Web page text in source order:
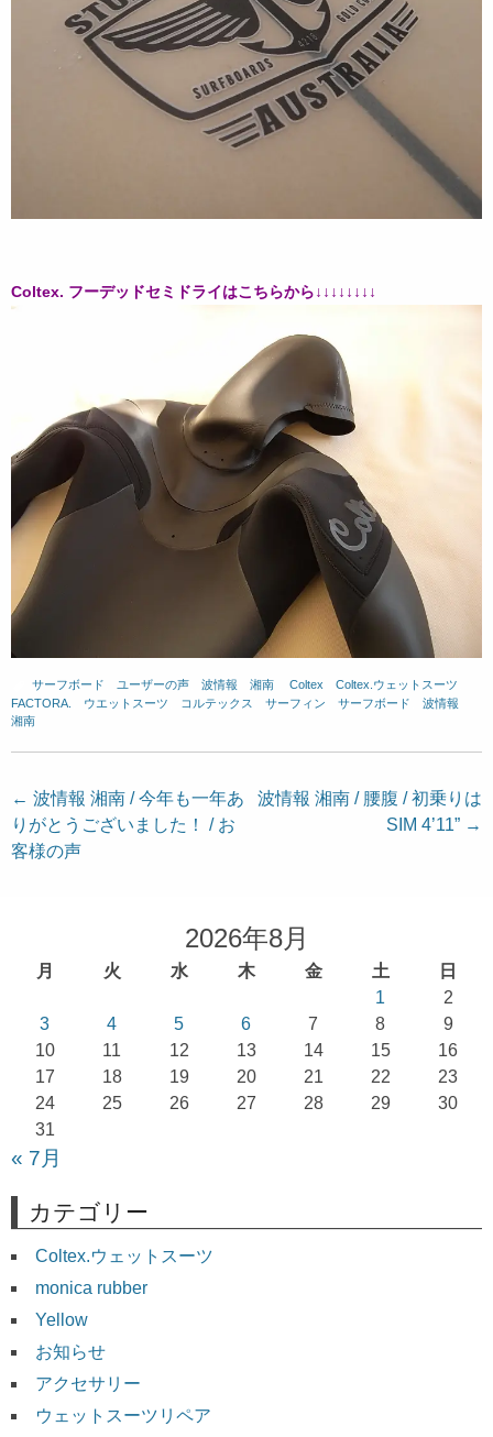
Coltex. フーデッドセミドライはこちらから↓↓↓↓↓↓↓↓
サーフボード ユーザーの声 波情報 湘南 Coltex Coltex.ウェットスーツ
FACTORA.
ウエットスーツ コルテックス サーフィン サーフボード
波情報
湘南
投
稿
ナ
← 波情報 湘南 / 今年も一年あ
りがとうございました！ / お
客様の声
波情報 湘南 / 腰腹 / 初乗りは
SIM 4’11” →
2026年8月
月 火 水 木 金 土
日
1
2
3
4 5 6 7 8
9
10
11 12 13 14 15
16
17
18 19 20 21 22
23
24
25 26 27 28 29
30
31
« 7月
カテゴリー
Coltex.ウェットスーツ
monica rubber
Yellow
お知らせ
アクセサリー
ウェットスーツリペア